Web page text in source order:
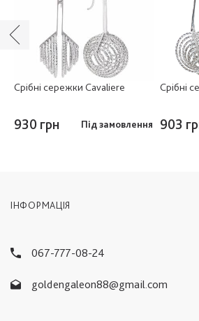
Срібні сережки Cavaliere
930 грн Під замовлення
Срібні
903
ІНФОРМАЦІЯ
067-777-08-24
goldengaleon88@gmail.com